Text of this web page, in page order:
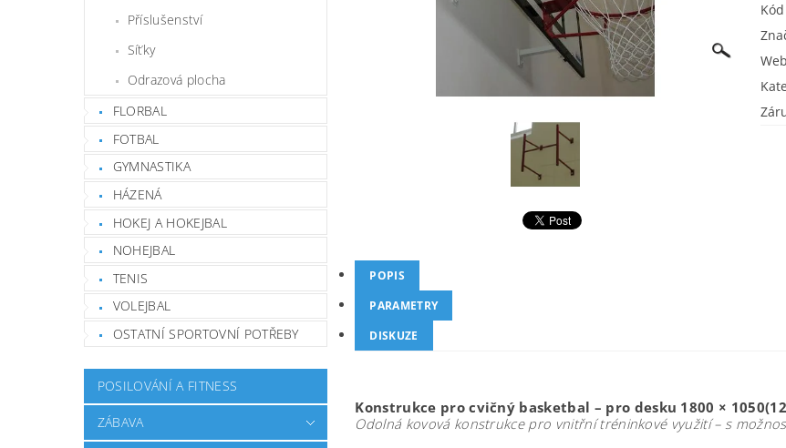
Příslušenství
Síťky
Odrazová plocha
FLORBAL
FOTBAL
GYMNASTIKA
HÁZENÁ
HOKEJ A HOKEJBAL
NOHEJBAL
TENIS
VOLEJBAL
OSTATNÍ SPORTOVNÍ POTŘEBY
POSILOVÁNÍ A FITNESS
ZÁBAVA
POPIS
PARAMETRY
DISKUZE
Konstrukce pro cvičný basketbal – pro desku 1800 ×
Odolná kovová konstrukce pro vnitřní tréninkové využití – s